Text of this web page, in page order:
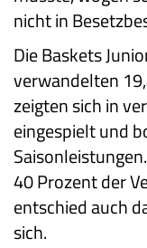
nicht in
Die Baskets
verwandelten
zeigten sich in
eingespielt und
40 Prozent der
entschied auch
sich.